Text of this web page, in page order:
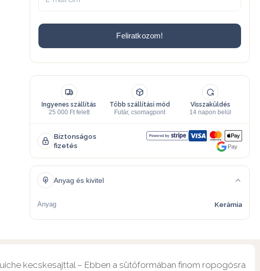
Feliratkozom!
Ingyenes szállítás
25 000 Ft felett
Több szállítási mód
Futár, csomagpont
Visszaküldés
14 napon belül
Biztonságos
fizetés
Pay
Anyag és kivitel
Anyag Kerámia
kecskesajttal – Ebben a sütőformában finom ropogósra